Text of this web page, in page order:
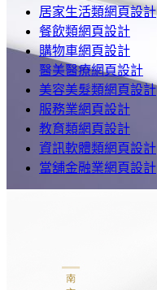
居家生活類網頁設計
餐飲類網頁設計
購物車網頁設計
醫美醫療網頁設計
美容美髮類網頁設計
服務業網頁設計
教育類網頁設計
資訊軟體類網頁設計
當舖金融業網頁設計